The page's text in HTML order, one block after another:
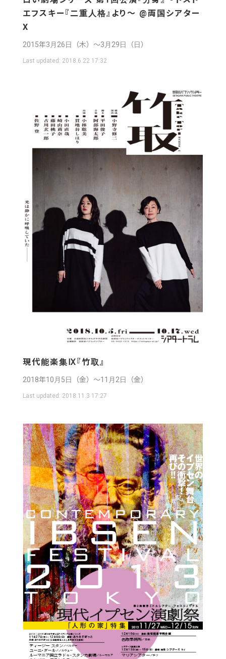
エフスキー『二重人格』より〜 @両国シアター
X
2015年3月26日（木）〜3月29日（日）
Last updated: 2018.6.22 17:32
現代能楽集Ⅸ『竹取』
2018年10月5日（金）〜11月2日（金）
Last updated: 2018.11.3 17:27